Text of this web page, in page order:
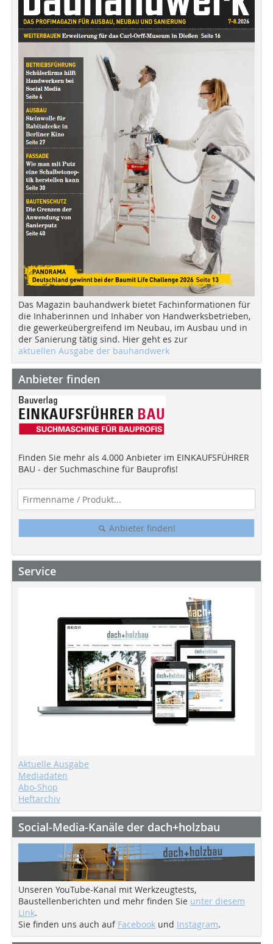
Das Magazin bauhandwerk bietet Fachinformationen für
die Inhaberinnen und Inhaber von Handwerksbetrieben,
die gewerkeübergreifend im Neubau, im Ausbau und in
der Sanierung tätig sind. Hier geht es zur
aktuellen Ausgabe der bauhandwerk
Anbieter finden
Finden Sie mehr als 4.000 Anbieter im EINKAUFSFÜHRER
BAU - der Suchmaschine für Bauprofis!
Anbieter finden!
Service
Aktuelle Ausgabe
Mediadaten
Abo-Shop
Heftarchiv
Social-Media-Kanäle der dach+holzbau
Unseren YouTube-Kanal mit Werkzeugtests,
Baustellenberichten und mehr finden Sie unter diesem
Link.
Sie finden uns auch auf Facebook und Instagram.